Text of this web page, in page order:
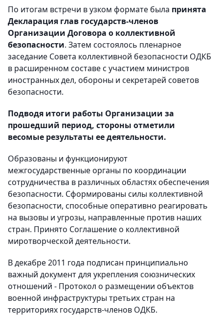
По итогам встречи в узком формате была принята
Декларация глав государств-членов
Организации Договора о коллективной
безопасности. Затем состоялось пленарное
заседание Совета коллективной безопасности ОДКБ
в расширенном составе с участием министров
иностранных дел, обороны и секретарей советов
безопасности.
Подводя итоги работы Организации за
прошедший период, стороны отметили
весомые результаты ее деятельности.
Образованы и функционируют
межгосударственные органы по координации
сотрудничества в различных областях обеспечения
безопасности. Сформированы силы коллективной
безопасности, способные оперативно реагировать
на вызовы и угрозы, направленные против наших
стран. Принято Соглашение о коллективной
миротворческой деятельности.
В декабре 2011 года подписан принципиально
важный документ для укрепления союзнических
отношений - Протокол о размещении объектов
военной инфраструктуры третьих стран на
территориях государств-членов ОДКБ.